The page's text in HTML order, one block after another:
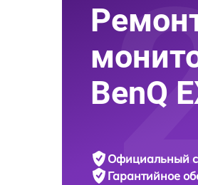
BenQ
Официальный
Гарантийное